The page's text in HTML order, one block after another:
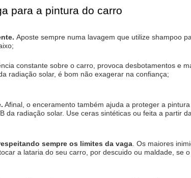
para a pintura do carro
Aposte sempre numa lavagem que utilize shampoo
constante sobre o carro, provoca desbotamentos e
radiação solar, é bom não exagerar na confiança;
Afinal, o enceramento também ajuda a proteger a
da radiação solar. Use ceras sintéticas ou feita a partir
sempre os limites da vaga . Os maiores
a lataria do seu carro, por descuido ou maldade, se